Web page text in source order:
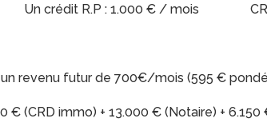
Un crédit R.P : 1.000 € / mois
revenu futur de 700€/mois (595 €
€ (CRD immo) + 13.000 € (Notaire) + 6.150